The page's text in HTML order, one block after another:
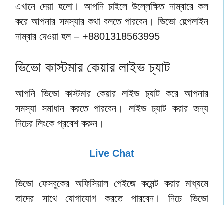
এখানে দেয়া হলো। আপনি চাইলে উল্লেক্ষিত নাম্বারে কল
করে আপনার সমস্যার কথা বলতে পারবেন। ভিভো হেল্পলাইন
নাম্বার দেওয়া হল – +8801318563995
ভিভো কাস্টমার কেয়ার লাইভ চ্যাট
আপনি ভিভো কাস্টমার কেয়ার লাইভ চ্যাট করে আপনার
সমস্যা সমাধান করতে পারবেন। লাইভ চ্যাট করার জন্য
নিচের লিংকে প্রবেশ করুন।
Live Chat
ভিভো ফেসবুকের অফিসিয়াল পেইজে কমেন্ট করার মাধ্যমে
তাদের সাথে যোগাযোগ করতে পারবেন। নিচে ভিভো